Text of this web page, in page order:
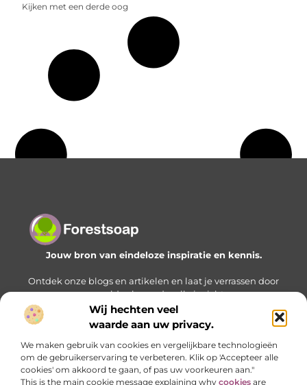
Wij hechten veel
waarde aan uw privacy.
We maken gebruik van cookies en vergelijkbare technologieën
om de gebruikerservaring te verbeteren. Klik op 'Accepteer alle
cookies' om akkoord te gaan, of pas uw voorkeuren aan."
This is the main cookie message explaining why cookies are
Kijken met een derde oog
Jouw bron van eindeloze inspiratie en kennis.
Ontdek onze blogs en artikelen en laat je verrassen door
een wereld vol waardevolle inzichten.
Bericht categorie
Onze informatie